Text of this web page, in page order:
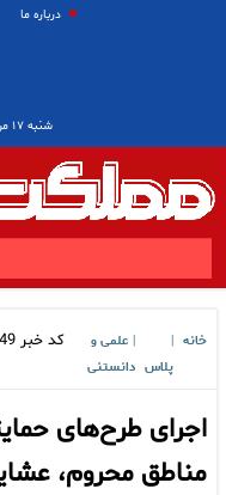
درباره ما
شنبه ۱۷ مرداد ۱۴۰۵
خانه
پلاس
علمی و
دانستنی
کد خبر
اجرای طرح‌های
مناطق محروم،